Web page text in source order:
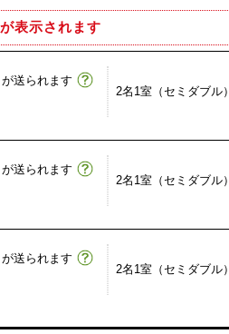
表示されます
送られます
2名1室（セミダブル）
送られます
2名1室（セミダブル）
送られます
2名1室（セミダブル）